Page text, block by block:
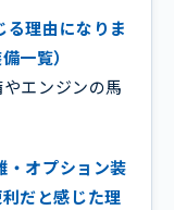
る理由になりま
一覧）
エンジンの馬
・オプション装
だと感じた理